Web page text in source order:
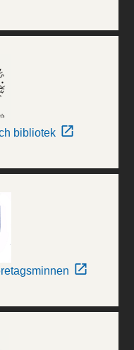
bibliotek